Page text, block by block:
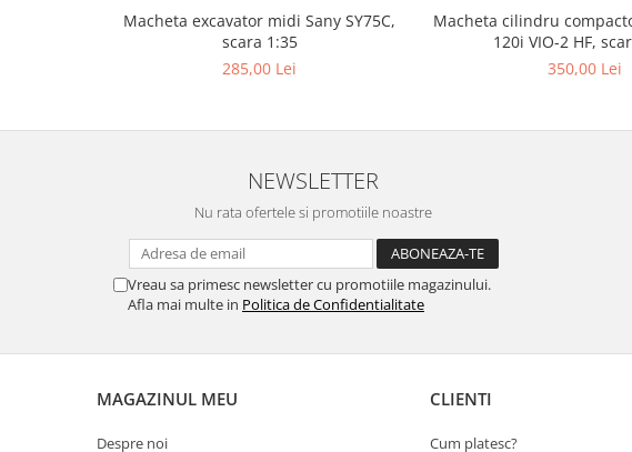
Macheta excavator midi Sany SY75C,
scara 1:35
285,00 Lei
Macheta cilindru
120i VIO-2 HF,
350,00 Lei
NEWSLETTER
Nu rata ofertele si promotiile noastre
Vreau sa primesc newsletter cu promotiile magazinului.
Afla mai multe in Politica de Confidentialitate
MAGAZINUL MEU
Despre noi
CLIENTI
Cum platesc?